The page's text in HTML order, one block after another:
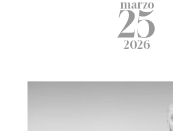
marzo
25
2026